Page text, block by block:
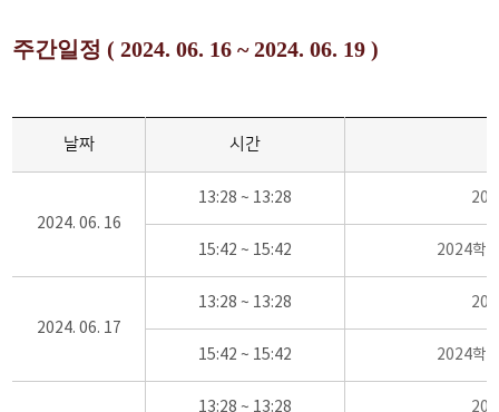
주간일정 ( 2024. 06. 16 ~ 2024. 06. 19 )
날짜 시간
2024. 06. 16
13:28 ~ 13:28
15:42 ~ 15:42 2024학
2024. 06. 17
13:28 ~ 13:28
15:42 ~ 15:42 2024학
13:28 ~ 13:28